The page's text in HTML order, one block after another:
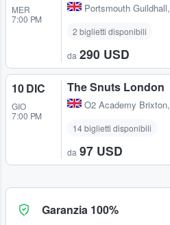
MER
7:00 PM
Portsmouth Guildhall,
2 biglietti disponibili
da 290 USD
10 DIC
GIO
7:00 PM
The Snuts London
O2 Academy Brixton,
14 biglietti disponibili
da 97 USD
Garanzia 100%